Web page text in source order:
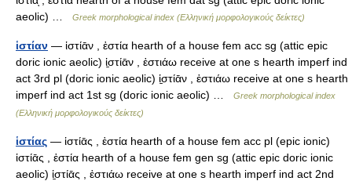
aeolic) …
Greek morphological index (Ελληνική μορφολογικούς δείκτες)
ἱστίαν — ἱστίᾱν , ἑστία hearth of a house fem acc sg (attic epic
doric ionic aeolic) ἱ̱στίᾱν , ἑστιάω receive at one s hearth imperf ind
act 3rd pl (doric ionic aeolic) ἱ̱στίᾱν , ἑστιάω receive at one s hearth
imperf ind act 1st sg (doric ionic aeolic) …
Greek morphological index
(Ελληνική μορφολογικούς δείκτες)
ἱστίας — ἱστίᾱς , ἑστία hearth of a house fem acc pl (epic ionic)
ἱστίᾱς , ἑστία hearth of a house fem gen sg (attic epic doric ionic
aeolic) ἱ̱στίᾱς , ἑστιάω receive at one s hearth imperf ind act 2nd